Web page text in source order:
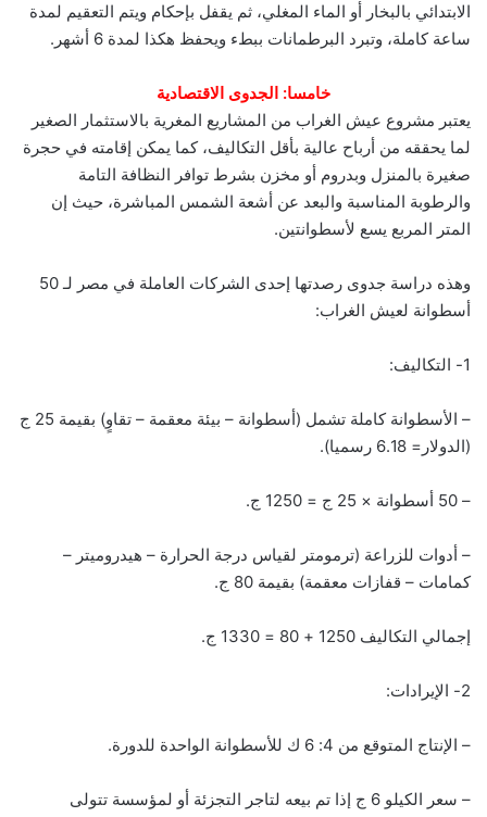
الابتدائي بالبخار أو الماء المغلي، ثم يقفل بإحكام ويتم التعقيم لمدة
ساعة كاملة، وتبرد البرطمانات ببطء ويحفظ هكذا لمدة 6 أشهر.
خامسا: الجدوى الاقتصادية
يعتبر مشروع عيش الغراب من المشاريع المغرية بالاستثمار الصغير
لما يحققه من أرباح عالية بأقل التكاليف، كما يمكن إقامته في حجرة
صغيرة بالمنزل وبدروم أو مخزن بشرط توافر النظافة التامة
والرطوبة المناسبة والبعد عن أشعة الشمس المباشرة، حيث إن
المتر المربع يسع لأسطوانتين.
وهذه دراسة جدوى رصدتها إحدى الشركات العاملة في مصر لـ 50
أسطوانة لعيش الغراب:
1- التكاليف:
– الأسطوانة كاملة تشمل (أسطوانة – بيئة معقمة – تقاوٍ) بقيمة 25 ج
(الدولار= 6.18 رسميا).
– 50 أسطوانة × 25 ج = 1250 ج.
– أدوات للزراعة (ترمومتر لقياس درجة الحرارة – هيدروميتر –
كمامات – قفازات معقمة) بقيمة 80 ج.
إجمالي التكاليف 1250 + 80 = 1330 ج.
2- الإيرادات:
– الإنتاج المتوقع من 4: 6 ك للأسطوانة الواحدة للدورة.
– سعر الكيلو 6 ج إذا تم بيعه لتاجر التجزئة أو لمؤسسة تتولى